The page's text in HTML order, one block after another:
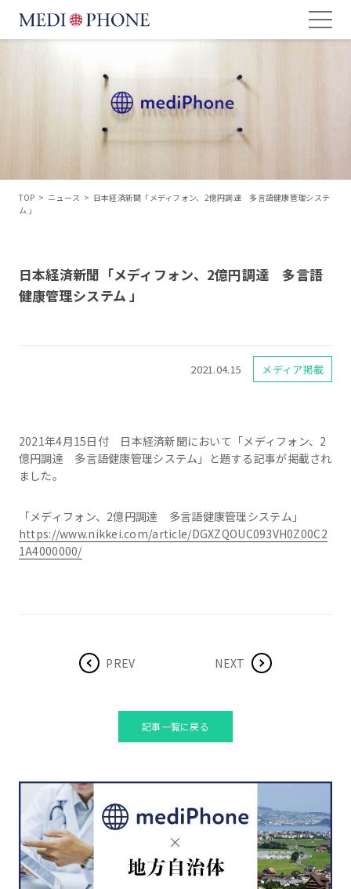
TOP > ニュース > 日本経済新聞「メディフォン、2億円調達 多言語健康管理システ
ム 」
日本経済新聞「メディフォン、2億円調達 多言語
健康管理システム 」
2021.04.15 メディア掲載
2021年4月15日付 日本経済新聞において「メディフォン、2
億円調達 多言語健康管理システム」と題する記事が掲載され
ました。
「メディフォン、2億円調達 多言語健康管理システム」
https://www.nikkei.com/article/DGXZQOUC093VH0Z00C2
1A4000000/
PREV NEXT
記事一覧に戻る